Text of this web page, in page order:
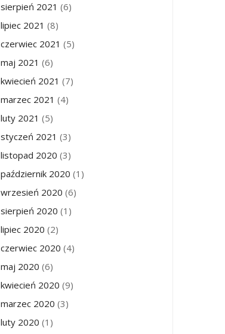
sierpień 2021 (6)
lipiec 2021 (8)
czerwiec 2021 (5)
maj 2021 (6)
kwiecień 2021 (7)
marzec 2021 (4)
luty 2021 (5)
styczeń 2021 (3)
listopad 2020 (3)
październik 2020 (1)
wrzesień 2020 (6)
sierpień 2020 (1)
lipiec 2020 (2)
czerwiec 2020 (4)
maj 2020 (6)
kwiecień 2020 (9)
marzec 2020 (3)
luty 2020 (1)